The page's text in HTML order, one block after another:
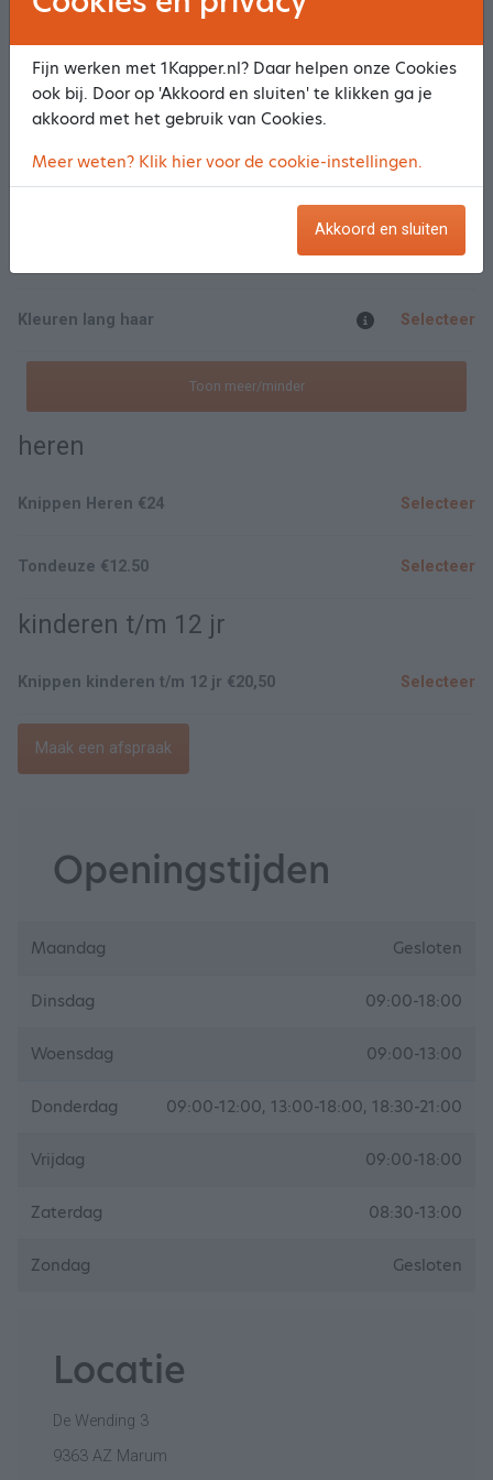
Dames
Knippen €24 Selecteer
Selecteer
Kleuren lang haar Selecteer
Toon meer/minder
heren
Knippen Heren €24 Selecteer
Tondeuze €12.50 Selecteer
kinderen t/m 12 jr
Knippen kinderen t/m 12 jr €20,50 Selecteer
Maak een afspraak
Openingstijden
Maandag Gesloten
Dinsdag 09:00-18:00
Woensdag 09:00-13:00
Donderdag 09:00-12:00, 13:00-18:00, 18:30-21:00
Vrijdag 09:00-18:00
Zaterdag 08:30-13:00
Zondag Gesloten
Locatie
De Wending 3
9363 AZ Marum
Fijn werken met 1Kapper.nl? Daar helpen onze Cookies
ook bij. Door op 'Akkoord en sluiten' te klikken ga je
akkoord met het gebruik van Cookies.
Meer weten? Klik hier voor de cookie-instellingen.
Akkoord en sluiten